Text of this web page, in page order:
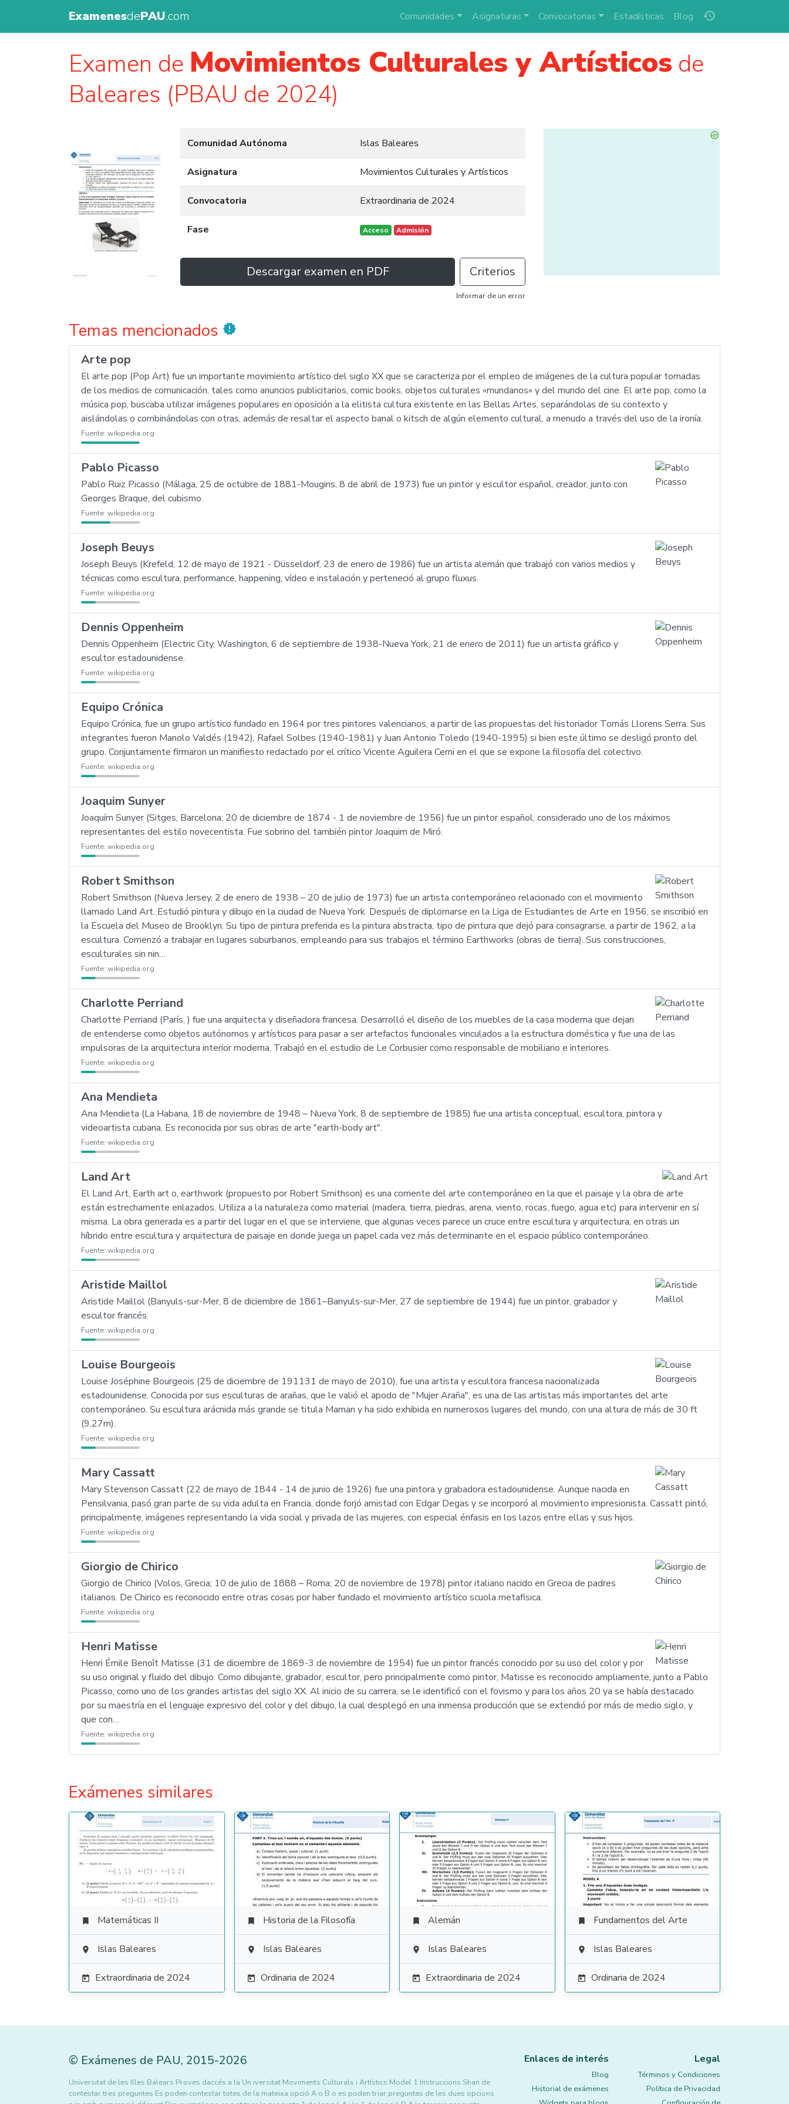
ExamenesdePAU.com history
Comunidades Asignaturas Convocatorias Estadísticas Blog
Examen de Movimientos Culturales y Artísticos de
Baleares (PBAU de 2024)
Comunidad Autónoma Islas Baleares
Asignatura Movimientos Culturales y Artísticos
Convocatoria Extraordinaria de 2024
Fase Acceso Admisión
Descargar examen en PDF Criterios
Informar de un error
Temas mencionados new_releases
Arte pop
El arte pop (Pop Art) fue un importante movimiento artístico del siglo XX que se caracteriza por el empleo de imágenes de la cultura popular tomadas
de los medios de comunicación, tales como anuncios publicitarios, comic books, objetos culturales «mundanos» y del mundo del cine. El arte pop, como la
música pop, buscaba utilizar imágenes populares en oposición a la elitista cultura existente en las Bellas Artes, separándolas de su contexto y
aislándolas o combinándolas con otras, además de resaltar el aspecto banal o kitsch de algún elemento cultural, a menudo a través del uso de la ironía.
Fuente: wikipedia.org
Pablo Picasso
Pablo Ruiz Picasso (Málaga, 25 de octubre de 1881-Mougins, 8 de abril de 1973) fue un pintor y escultor español, creador, junto con
Georges Braque, del cubismo.
Fuente: wikipedia.org
Joseph Beuys
Joseph Beuys (Krefeld, 12 de mayo de 1921 - Düsseldorf, 23 de enero de 1986) fue un artista alemán que trabajó con varios medios y
técnicas como escultura, performance, happening, vídeo e instalación y perteneció al grupo fluxus.
Fuente: wikipedia.org
Dennis Oppenheim
Dennis Oppenheim (Electric City, Washington, 6 de septiembre de 1938-Nueva York, 21 de enero de 2011) fue un artista gráfico y
escultor estadounidense.
Fuente: wikipedia.org
Equipo Crónica
Equipo Crónica, fue un grupo artístico fundado en 1964 por tres pintores valencianos, a partir de las propuestas del historiador Tomás Llorens Serra. Sus
integrantes fueron Manolo Valdés (1942), Rafael Solbes (1940-1981) y Juan Antonio Toledo (1940-1995) si bien este último se desligó pronto del
grupo. Conjuntamente firmaron un manifiesto redactado por el crítico Vicente Aguilera Cerni en el que se expone la filosofía del colectivo.
Fuente: wikipedia.org
Joaquim Sunyer
Joaquím Sunyer (Sitges, Barcelona; 20 de diciembre de 1874 - 1 de noviembre de 1956) fue un pintor español, considerado uno de los máximos
representantes del estilo novecentista. Fue sobrino del también pintor Joaquim de Miró.
Fuente: wikipedia.org
Robert Smithson
Robert Smithson (Nueva Jersey, 2 de enero de 1938 – 20 de julio de 1973) fue un artista contemporáneo relacionado con el movimiento
llamado Land Art. Estudió pintura y dibujo en la ciudad de Nueva York. Después de diplomarse en la Liga de Estudiantes de Arte en 1956, se inscribió en
la Escuela del Museo de Brooklyn. Su tipo de pintura preferida es la pintura abstracta, tipo de pintura que dejó para consagrarse, a partir de 1962, a la
escultura. Comenzó a trabajar en lugares suburbanos, empleando para sus trabajos el término Earthworks (obras de tierra). Sus construcciones,
esculturales sin nin…
Fuente: wikipedia.org
Charlotte Perriand
Charlotte Perriand (París, ) fue una arquitecta y diseñadora francesa. Desarrolló el diseño de los muebles de la casa moderna que dejan
de entenderse como objetos autónomos y artísticos para pasar a ser artefactos funcionales vinculados a la estructura doméstica y fue una de las
impulsoras de la arquitectura interior moderna. Trabajó en el estudio de Le Corbusier como responsable de mobiliario e interiores.
Fuente: wikipedia.org
Ana Mendieta
Ana Mendieta (La Habana, 18 de noviembre de 1948 – Nueva York, 8 de septiembre de 1985) fue una artista conceptual, escultora, pintora y
videoartista cubana. Es reconocida por sus obras de arte "earth-body art".
Fuente: wikipedia.org
Land Art
El Land Art, Earth art o, earthwork (propuesto por Robert Smithson) es una corriente del arte contemporáneo en la que el paisaje y la obra de arte
están estrechamente enlazados. Utiliza a la naturaleza como material (madera, tierra, piedras, arena, viento, rocas, fuego, agua etc) para intervenir en sí
misma. La obra generada es a partir del lugar en el que se interviene, que algunas veces parece un cruce entre escultura y arquitectura, en otras un
híbrido entre escultura y arquitectura de paisaje en donde juega un papel cada vez más determinante en el espacio público contemporáneo.
Fuente: wikipedia.org
Aristide Maillol
Aristide Maillol (Banyuls-sur-Mer, 8 de diciembre de 1861–Banyuls-sur-Mer, 27 de septiembre de 1944) fue un pintor, grabador y
escultor francés.
Fuente: wikipedia.org
Louise Bourgeois
Louise Joséphine Bourgeois (25 de diciembre de 191131 de mayo de 2010), fue una artista y escultora francesa nacionalizada
estadounidense. Conocida por sus esculturas de arañas, que le valió el apodo de "Mujer Araña", es una de las artistas más importantes del arte
contemporáneo. Su escultura arácnida más grande se titula Maman y ha sido exhibida en numerosos lugares del mundo, con una altura de más de 30 ft
(9.27m).
Fuente: wikipedia.org
Mary Cassatt
Mary Stevenson Cassatt (22 de mayo de 1844 - 14 de junio de 1926) fue una pintora y grabadora estadounidense. Aunque nacida en
Pensilvania, pasó gran parte de su vida adulta en Francia, donde forjó amistad con Edgar Degas y se incorporó al movimiento impresionista. Cassatt pintó,
principalmente, imágenes representando la vida social y privada de las mujeres, con especial énfasis en los lazos entre ellas y sus hijos.
Fuente: wikipedia.org
Giorgio de Chirico
Giorgio de Chirico (Volos, Grecia; 10 de julio de 1888 – Roma; 20 de noviembre de 1978) pintor italiano nacido en Grecia de padres
italianos. De Chirico es reconocido entre otras cosas por haber fundado el movimiento artístico scuola metafisica.
Fuente: wikipedia.org
Henri Matisse
Henri Émile Benoît Matisse (31 de diciembre de 1869-3 de noviembre de 1954) fue un pintor francés conocido por su uso del color y por
su uso original y fluido del dibujo. Como dibujante, grabador, escultor, pero principalmente como pintor, Matisse es reconocido ampliamente, junto a Pablo
Picasso, como uno de los grandes artistas del siglo XX. Al inicio de su carrera, se le identificó con el fovismo y para los años 20 ya se había destacado
por su maestría en el lenguaje expresivo del color y del dibujo, la cual desplegó en una inmensa producción que se extendió por más de medio siglo, y
que con…
Fuente: wikipedia.org
Exámenes similares
 Matemáticas II
 Islas Baleares
 Extraordinaria de 2024
 Historia de la Filosofía
 Islas Baleares
 Ordinaria de 2024
 Alemán
 Islas Baleares
 Extraordinaria de 2024
 Fundamentos del Arte
 Islas Baleares
 Ordinaria de 2024
© Exámenes de PAU, 2015-2026
Universitat de les Illes Balears Proves daccés a la Un iversitat Moviments Culturals i Artístics Model 1 Instruccions Shan de
contestar tres preguntes Es poden contestar totes de la mateixa opció A o B o es poden triar preguntes de les dues opcions
Enlaces de interés
Blog
Historial de exámenes
Legal
Términos y Condiciones
Política de Privacidad